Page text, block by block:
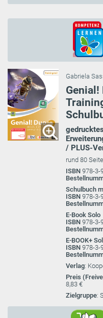
Gabriela
Genial!
/ PLUS-
rund 80
ISBN 978-3-
Schulbuch
ISBN 978-3-
E-Book Solo
ISBN 978-3-
E-BOOK+
ISBN 978-3-
Verlag:
Preis
8,83 €
Zielgruppe: